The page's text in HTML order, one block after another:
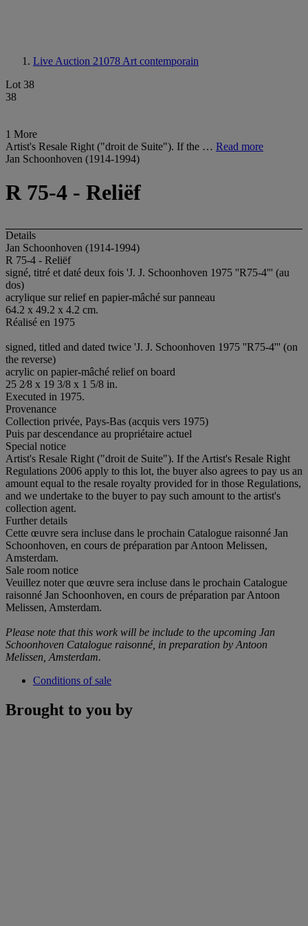
Live Auction 21078 Art contemporain
Lot 38
38
1 More
Artist's Resale Right ("droit de Suite"). If the … Read more
Jan Schoonhoven (1914-1994)
R 75-4 - Reliëf
Details
Jan Schoonhoven (1914-1994)
R 75-4 - Reliëf
signé, titré et daté deux fois 'J. J. Schoonhoven 1975 ''R75-4''' (au
dos)
acrylique sur relief en papier-mâché sur panneau
64.2 x 49.2 x 4.2 cm.
Réalisé en 1975
signed, titled and dated twice 'J. J. Schoonhoven 1975 ''R75-4''' (on
the reverse)
acrylic on papier-mâché relief on board
25 2⁄8 x 19 3/8 x 1 5/8 in.
Executed in 1975.
Provenance
Collection privée, Pays-Bas (acquis vers 1975)
Puis par descendance au propriétaire actuel
Special notice
Artist's Resale Right ("droit de Suite"). If the Artist's Resale Right
Regulations 2006 apply to this lot, the buyer also agrees to pay us an
amount equal to the resale royalty provided for in those Regulations,
and we undertake to the buyer to pay such amount to the artist's
collection agent.
Further details
Cette œuvre sera incluse dans le prochain Catalogue raisonné Jan
Schoonhoven, en cours de préparation par Antoon Melissen,
Amsterdam.
Sale room notice
Veuillez noter que œuvre sera incluse dans le prochain Catalogue
raisonné Jan Schoonhoven, en cours de préparation par Antoon
Melissen, Amsterdam.
Please note that this work will be include to the upcoming Jan
Schoonhoven Catalogue raisonné, in preparation by Antoon
Melissen, Amsterdam.
Conditions of sale
Brought to you by